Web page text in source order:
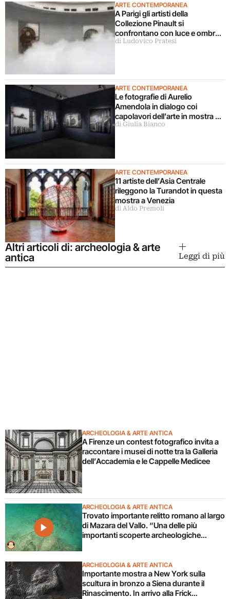
ARTE CONTEMPORANEA
A Parigi gli artisti della
Collezione Pinault si
confrontano con luce e ombra
in una grande mostra
di Ludovico Pratesi
ARTE CONTEMPORANEA
Le fotografie di Aurelio
Amendola in dialogo coi
capolavori dell’arte in mostra a
Milano
di Giulia Bianco
ARTE CONTEMPORANEA
11 artiste dell’Asia Centrale
rileggono la Turandot in questa
mostra a Venezia
di Aldo Premoli
Altri articoli di: archeologia & arte
antica
Leggi di più
ARCHEOLOGIA & ARTE ANTICA
A Firenze un contest fotografico invita a
raccontare i musei di notte tra la Galleria
dell’Accademia e le Cappelle Medicee
ARCHEOLOGIA & ARTE ANTICA
Trovato importante relitto romano al largo
di Mazara del Vallo. “Una delle più
importanti scoperte archeologiche
ARCHEOLOGIA & ARTE ANTICA
Importante mostra a New York sulla
scultura in bronzo a Siena durante il
Rinascimento. In arrivo alla Frick